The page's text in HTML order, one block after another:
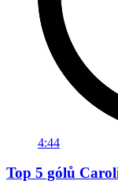
4:44
Top 5 gólů